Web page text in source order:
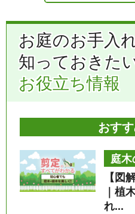
お庭のお手入
知っておきた
お役立ち情報
おす
庭
【図
｜植
れ...